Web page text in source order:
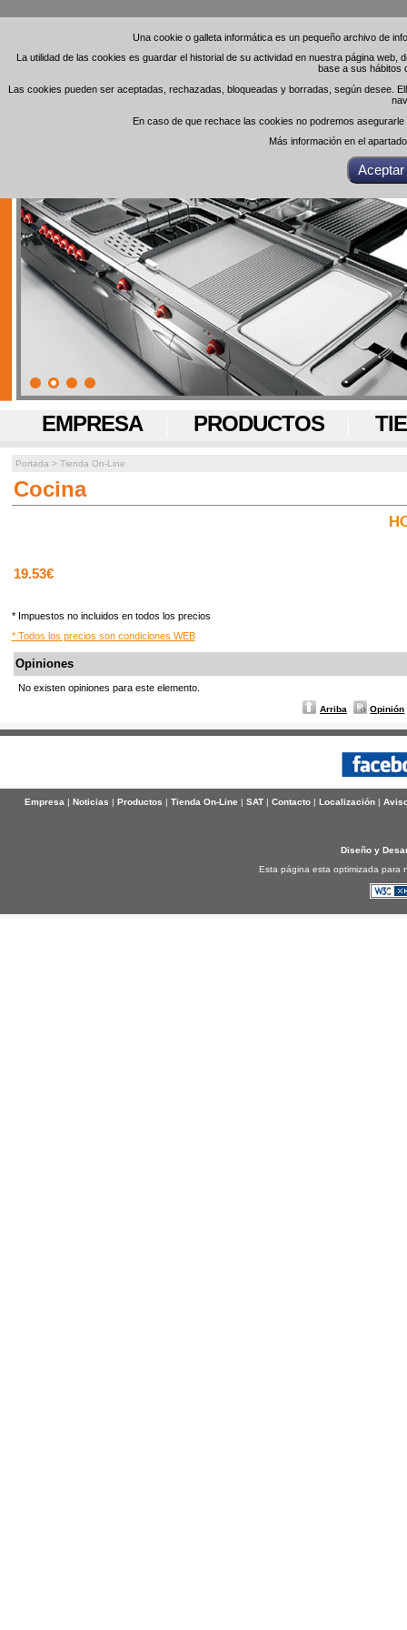
Una cookie o galleta informática es un pequeño archivo de
La utilidad de las cookies es guardar el historial de su actividad en nuestra página
base a sus hábitos
Las cookies pueden ser aceptadas, rechazadas, bloqueadas y borradas, según desee.
En caso de que rechace las cookies no podremos
Más información en el
Una cookie o galleta informática es un pequeño archivo de
La utilidad de las cookies es guardar el historial de su actividad en nuestra página
base a sus hábitos
Las cookies pueden ser aceptadas, rechazadas, bloqueadas y borradas, según desee.
En caso de que rechace las cookies no podremos
Más información en el
EMPRESA PRODUCTOS
Portada > Tienda On-Line
Cocina
19.53€
* Impuestos no incluidos en todos los precios
* Todos los precios son condiciones WEB
Opiniones
No existen opiniones para este elemento.
Arriba Opinión
Empresa| Noticias | Productos | Tienda On-Line | SAT| Contacto| Localización|
Diseño y
Esta página esta optimizada para